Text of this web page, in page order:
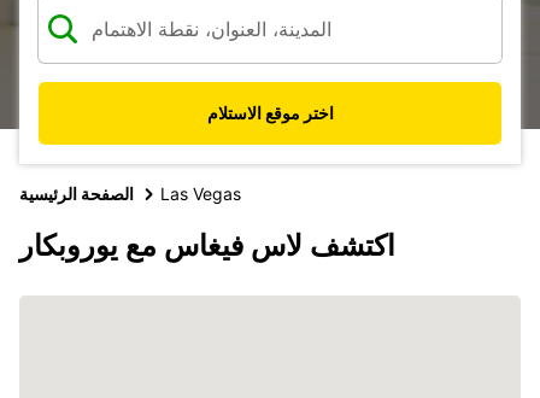
اختر موقع الاستلام
الصفحة الرئيسية Las Vegas
اكتشف لاس فيغاس مع يوروبكار